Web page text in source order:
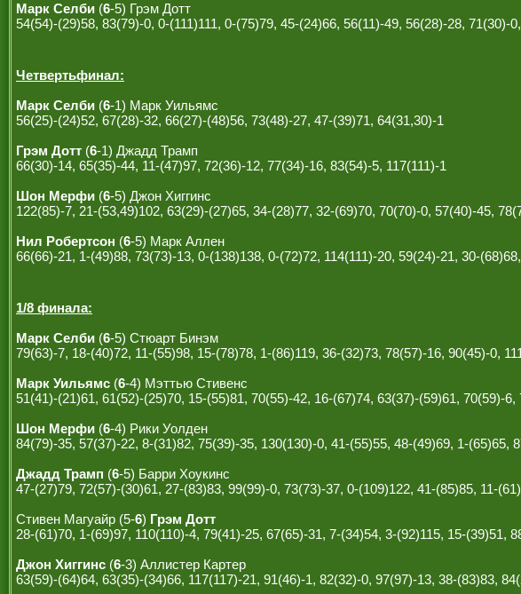
Марк Селби (6-5) Грэм Дотт
54(54)-(29)58, 83(79)-0, 0-(111)111, 0-(75)79, 45-(24)66, 56(11)-49, 56(28)-28, 71(30)-
Четвертьфинал:
Марк Селби (6-1) Марк Уильямс
56(25)-(24)52, 67(28)-32, 66(27)-(48)56, 73(48)-27, 47-(39)71, 64(31,30)-1
Грэм Дотт (6-1) Джадд Трамп
66(30)-14, 65(35)-44, 11-(47)97, 72(36)-12, 77(34)-16, 83(54)-5, 117(111)-1
Шон Мерфи (6-5) Джон Хиггинс
122(85)-7, 21-(53,49)102, 63(29)-(27)65, 34-(28)77, 32-(69)70, 70(70)-0, 57(40)-45,
Нил Робертсон (6-5) Марк Аллен
66(66)-21, 1-(49)88, 73(73)-13, 0-(138)138, 0-(72)72, 114(111)-20, 59(24)-21, 30-
1/8 финала:
Марк Селби (6-5) Стюарт Бинэм
79(63)-7, 18-(40)72, 11-(55)98, 15-(78)78, 1-(86)119, 36-(32)73, 78(57)-16, 90(45)-0,
Марк Уильямс (6-4) Мэттью Стивенс
51(41)-(21)61, 61(52)-(25)70, 15-(55)81, 70(55)-42, 16-(67)74, 63(37)-(59)61, 70(59)-
Шон Мерфи (6-4) Рики Уолден
84(79)-35, 57(37)-22, 8-(31)82, 75(39)-35, 130(130)-0, 41-(55)55, 48-(49)69, 1-(65)65,
Джадд Трамп (6-5) Барри Хоукинс
47-(27)79, 72(57)-(30)61, 27-(83)83, 99(99)-0, 73(73)-37, 0-(109)122, 41-(85)85, 11-
Стивен Магуайр (5-6) Грэм Дотт
28-(61)70, 1-(69)97, 110(110)-4, 79(41)-25, 67(65)-31, 7-(34)54, 3-(92)115, 15-(39)51,
Джон Хиггинс (6-3) Аллистер Картер
63(59)-(64)64, 63(35)-(34)66, 117(117)-21, 91(46)-1, 82(32)-0, 97(97)-13, 38-(83)83,